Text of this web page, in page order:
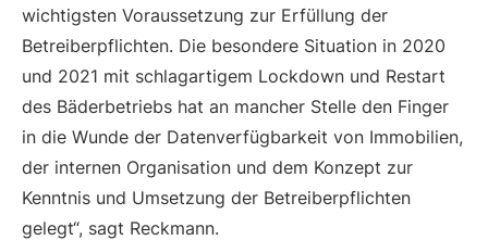
wichtigsten Voraussetzung zur Erfüllung der
Betreiberpflichten. Die besondere Situation in 2020
und 2021 mit schlagartigem Lockdown und Restart
des Bäderbetriebs hat an mancher Stelle den Finger
in die Wunde der Datenverfügbarkeit von Immobilien,
der internen Organisation und dem Konzept zur
Kenntnis und Umsetzung der Betreiberpflichten
gelegt“, sagt Reckmann.